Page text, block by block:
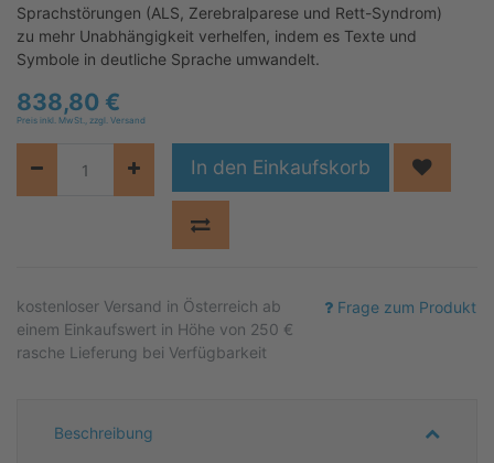
Sprachstörungen (ALS, Zerebralparese und Rett-Syndrom)
zu mehr Unabhängigkeit verhelfen, indem es Texte und
Symbole in deutliche Sprache umwandelt.
838,80 €
Preis inkl. MwSt., zzgl. Versand
In den Einkaufskorb
Frage zum Produkt
kostenloser Versand in Österreich ab
einem Einkaufswert in Höhe von 250 €
rasche Lieferung bei Verfügbarkeit
Beschreibung